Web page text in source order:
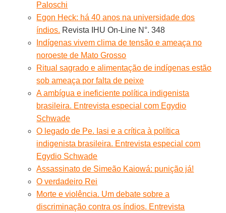
Paloschi
Egon Heck: há 40 anos na universidade dos
índios. Revista IHU On-Line N°. 348
Indígenas vivem clima de tensão e ameaça no
noroeste de Mato Grosso
Ritual sagrado e alimentação de indígenas estão
sob ameaça por falta de peixe
A ambígua e ineficiente política indigenista
brasileira. Entrevista especial com Egydio
Schwade
O legado de Pe. Iasi e a crítica à política
indigenista brasileira. Entrevista especial com
Egydio Schwade
Assassinato de Simeão Kaiowá: punição já!
O verdadeiro Rei
Morte e violência. Um debate sobre a
discriminação contra os índios. Entrevista